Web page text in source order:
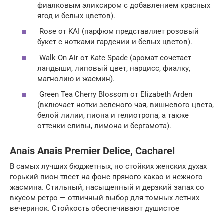
фиалковым эликсиром с добавлением красных
ягод и белых цветов).
Rose от KAI (парфюм представляет розовый
букет с нотками гардении и белых цветов).
Walk On Air от Kate Spade (аромат сочетает
ландыши, липовый цвет, нарцисс, фиалку,
магнолию и жасмин).
Green Tea Cherry Blossom от Elizabeth Arden
(включает нотки зеленого чая, вишневого цвета,
белой лилии, пиона и гелиотропа, а также
оттенки сливы, лимона и бергамота).
Anais Anais Premier Delice, Cacharel
В самых лучших бюджетных, но стойких женских духах
горький пион тлеет на фоне пряного какао и нежного
жасмина. Стильный, насыщенный и дерзкий запах со
вкусом ретро — отличный выбор для томных летних
вечеринок. Стойкость обеспечивают душистое